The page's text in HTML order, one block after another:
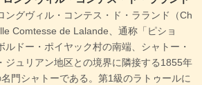
ングヴィル・コンテス・ド・ラランド（Ch
Comtesse de Lalande、通称「ピショ
ルドー・ポイヤック村の南端、シャトー・
ジュリアン地区との境界に隣接する1855年
門シャトーである。第1級のラトゥールに